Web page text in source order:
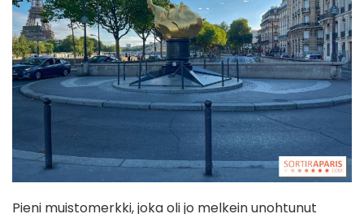
Pieni muistomerkki, joka oli jo melkein unohtunut